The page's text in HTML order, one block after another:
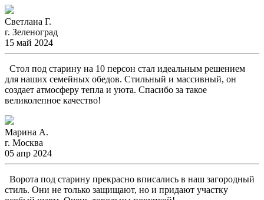
Светлана Г.
г. Зеленоград
15 май 2024
Стол под старину на 10 персон стал идеальным решением
для наших семейных обедов. Стильный и массивный, он
создает атмосферу тепла и уюта. Спасибо за такое
великолепное качество!
Марина А.
г. Москва
05 апр 2024
Ворота под старину прекрасно вписались в наш загородный
стиль. Они не только защищают, но и придают участку